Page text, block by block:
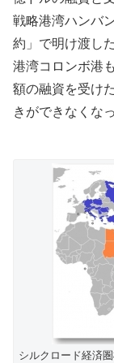
戦略港湾ハンバ
約」で明け渡し
港湾コロンボ港
額の融資を受け
きができなくな
シルクロード経済